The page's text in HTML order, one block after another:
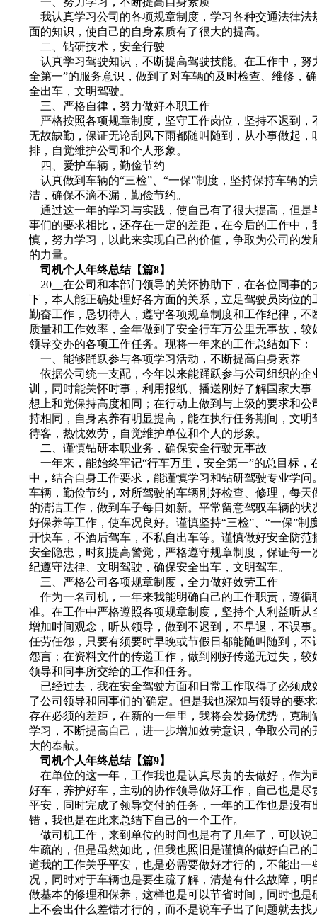
我认真学习公司的各项规章制度，学习各种交通法律法
面的知识，使自己的自身素质有了很大的提高。
二、钻研技术，安全行驶
认真学习驾驶知识，不断提高驾驶技能。在工作中，努
全第一”的服务意识，做到了对车辆的及时检查、维修，
全出车，文明驾驶。
三、严格自律，努力做好本职工作
严格按照各项规章制度，坚守工作岗位，坚持不迟到，
无故缺勤，保证无论刮风下雨都随叫随到，从小事做起，
排，自觉维护公司和个人形象。
四、爱护车辆，勤俭节约
认真做到车辆的“三检”、“一保”制度，坚持保持车辆的
洁，确保不滴不漏，勤俭节约。
通过这一年的学习与实践，使自己有了很大提高，但是
事们的要求相比，还存在一定的差距，在今后的工作中，
慎，努力学习，以此来实现自己的价值，争取为公司的发
的力量。
司机个人年终总结【篇8】
20__在公司和本部门领导的关怀协助下，在各位同事的
下，本人能正确处理好各方面的关系，立足驾驶员岗位的
勤奋工作，恳切待人，遵守各项规章制度和工作纪律，不
质量和工作效率，全年做到了安全行车万公里无事故，较
领导交办的各项工作任务。现将一年来的工作总结如下：
一、能够踊跃参与各项学习活动，不断提高自身素养
依据公司统一支配，今年以来能踊跃参与公司组织的企
训，同时能关怀时事，利用报纸、播送刚好了解国家大事
想上和党保持高度相同；在行动上做到与上级的要求和公
持相同，自身素养有明显提高，能在执行任务期间，文明
待客，热忱效劳，自觉维护单位和个人的形象。
二、谨慎钻研本职业务，确保安全行驶无事故
一年来，能始终牢记“行车万里，安全第一”的总目标，
中，结合自身工作要求，能谨慎学习和钻研驾驶专业学问
车辆，勤俭节约，对所驾驶的车辆刚好检查、修理，每天
的清洁工作，做到车子每日如新。平常留意驾驭车辆的状
好保养等工作，使车况良好。谨慎坚持“三检”、“一保”制
开快车，不酒后驾车，不私自出车等。谨慎做好安全防范
安全隐患，时刻提高警觉，严格遵守规章制度，保证每一
纪遵守法律、文明驾驶，确保安全出车，文明驾车。
三、严格公司各项规章制度，全力做好效劳工作
作为一名司机，一年来我能明确自己的工作职责，遵循
准。在工作中严格遵照各项规章制度，坚持个人利益听从
增加时间观念，听从领导，做到不迟到，不早退，不误事
任劳任怨，只要有须要时早晚或节假日都能随叫随到，不
怨言；在资料文件的传递工作，做到刚好传递无过失，较
领导和同事所交给的工作和任务。
已经过去，我在安全驾驶方面和日常工作取得了必须成
了公司领导和同事们的`确定。但是我也深知与领导的要
存在必须的差距，在新的一年里，我将会发扬优势，克制
学习，不断提高自己，进一步增加效劳意识，争取公司的
大的奉献。
司机个人年终总结【篇9】
在单位的这一年，工作我也是认真尽责的去做好，作为
好车，养护好车，主动的协作领导做好工作，自己也是尽
平安，同时完成了领导交付的任务，一年的工作也是没有
错，我也是在此来总结下自己的一个工作。
做司机工作，来到单位的时间也是有了几年了，可以说
生疏的，但是虽然如此，但我也照旧是谨慎的做好自己的
道我的工作关乎平安，也是必需要做好才行的，不能出一
况，同时对于车辆也是要生疏了解，清楚有什么故障，明
做基本的修理和保养，这样也是可以节省时间，同时也是
上不会出什么差错才行的，而不是说车子出了问题就去找